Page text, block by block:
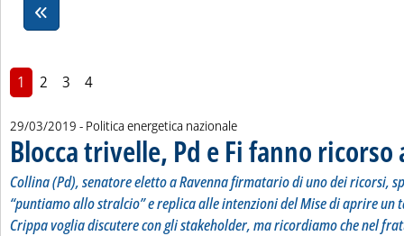
1 2 3 4
29/03/2019 - Politica energetica nazionale
Blocca trivelle, Pd e Fi fanno ricorso
Collina (Pd), senatore eletto a Ravenna firmatario di uno dei ricorsi,
“puntiamo allo stralcio” e replica alle intenzioni del Mise di aprire un
Crippa voglia discutere con gli stakeholder, ma ricordiamo che nel